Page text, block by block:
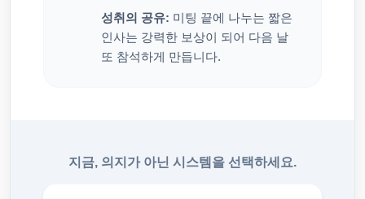
성취의 공유: 미팅 끝에 나누는 짧은
인사는 강력한 보상이 되어 다음 날
또 참석하게 만듭니다.
지금, 의지가 아닌 시스템을 선택하세요.